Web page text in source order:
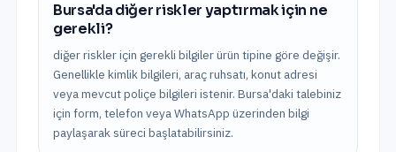
Bursa'da diğer riskler yaptırmak için ne
gerekli?
diğer riskler için gerekli bilgiler ürün tipine göre değişir.
Genellikle kimlik bilgileri, araç ruhsatı, konut adresi
veya mevcut poliçe bilgileri istenir. Bursa'daki talebiniz
için form, telefon veya WhatsApp üzerinden bilgi
paylaşarak süreci başlatabilirsiniz.